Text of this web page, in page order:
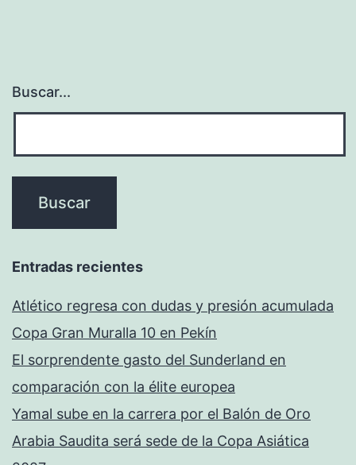
Buscar...
Entradas recientes
Atlético regresa con dudas y presión acumulada
Copa Gran Muralla 10 en Pekín
El sorprendente gasto del Sunderland en
comparación con la élite europea
Yamal sube en la carrera por el Balón de Oro
Arabia Saudita será sede de la Copa Asiática